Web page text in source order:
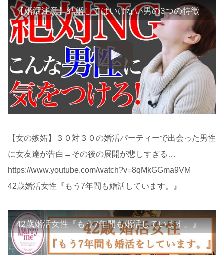
【婚活注意】結婚してはいけない男の3つの特徴
【女の嫉妬】３０対３０の婚活パーティーで出会った男性
に女友達が告白→その後の展開が悲しすぎる…
https://www.youtube.com/watch?v=8qMkGGma9VM
42歳婚活女性『もう7年間も婚活しています。』
42歳婚活女性『もう7年間も婚活しています。』